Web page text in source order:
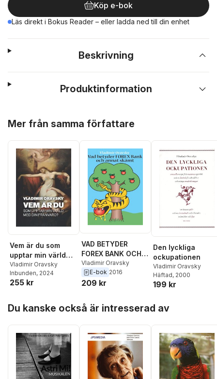
Köp e-bok
Läs direkt i Bokus Reader – eller ladda ned till din enhet
Beskrivning
Produktinformation
Mer från samma författare
Vem är du som
upptar min värld
med din frånvaro?
Vladimir Oravsky
Inbunden, 2024
255 kr
VAD BETYDER
FOREX BANK OCH
ANNAT SKÄMT
Vladimir Oravsky
E-bok 2016
209 kr
Den lyckliga
ockupationen
Vladimir Oravsky
Häftad, 2000
199 kr
Du kanske också är intresserad av